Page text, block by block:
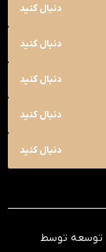
دنبال کنید
دنبال کنید
دنبال کنید
دنبال کنید
دنبال کنید
توسعه توسط